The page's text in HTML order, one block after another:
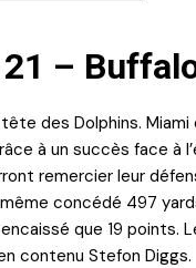
–
des Dolphins.
à un succès face à
remercier leur
concédé 497
que 19 points.
contenu Stefon Diggs.